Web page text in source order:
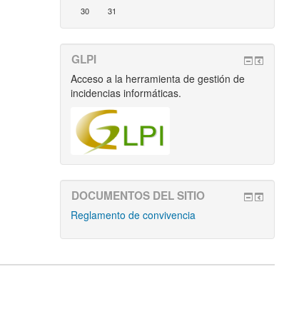
30
31
GLPI
Acceso a la herramienta de gestión de
incidencias informáticas.
DOCUMENTOS DEL SITIO
Reglamento de convivencia